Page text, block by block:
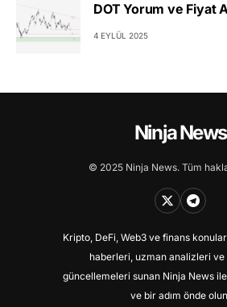
DOT Yorum ve Fiyat
4 EYLÜL 2025
Ninja News
© 2025 Ninja News. Tüm
Kripto, DeFi, Web3 ve finans
haberleri, uzman analizleri ve
güncellemeleri sunan Ninja News
ve bir adım önde